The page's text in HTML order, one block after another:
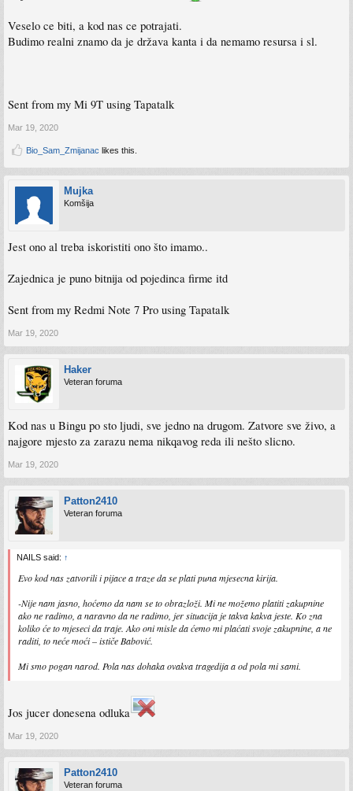
Veselo ce biti, a kod nas ce potrajati.
Budimo realni znamo da je država kanta i da nemamo resursa i sl.
Sent from my Mi 9T using Tapatalk
Mar 19, 2020
Bio_Sam_Zmijanac likes this.
Mujka
Komšija
Jest ono al treba iskoristiti ono što imamo..
Zajednica je puno bitnija od pojedinca firme itd
Sent from my Redmi Note 7 Pro using Tapatalk
Mar 19, 2020
Haker
Veteran foruma
Kod nas u Bingu po sto ljudi, sve jedno na drugom. Zatvore sve živo, a
najgore mjesto za zarazu nema nikqavog reda ili nešto slicno.
Mar 19, 2020
Patton2410
Veteran foruma
NAILS said: ↑
Evo kod nas zatvorili i pijace a traze da se plati puna mjesecna kirija.
-Nije nam jasno, hoćemo da nam se to obrazloži. Mi ne možemo platiti zakupnine
ako ne radimo, a naravno da ne radimo, jer situacija je takva kakva jeste. Ko zna
koliko će to mjeseci da traje. Ako oni misle da ćemo mi plaćati svoje zakupnine, a ne
raditi, to neće moći – ističe Babović.
Mi smo pogan narod. Pola nas dohaka ovakva tragedija a od pola mi sami.
Jos jucer donesena odluka
Mar 19, 2020
Patton2410
Veteran foruma